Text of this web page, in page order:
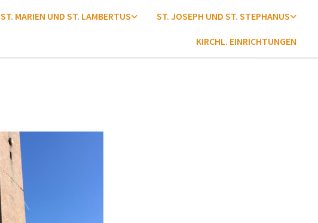
ST. MARIEN UND ST. LAMBERTUS ST. JOSEPH UND ST. STEPHANUS
KIRCHL. EINRICHTUNGEN